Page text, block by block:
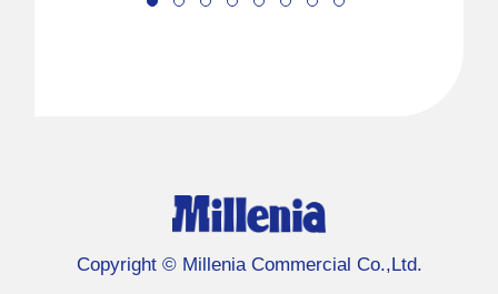
Copyright © Millenia Commercial Co.,Ltd.